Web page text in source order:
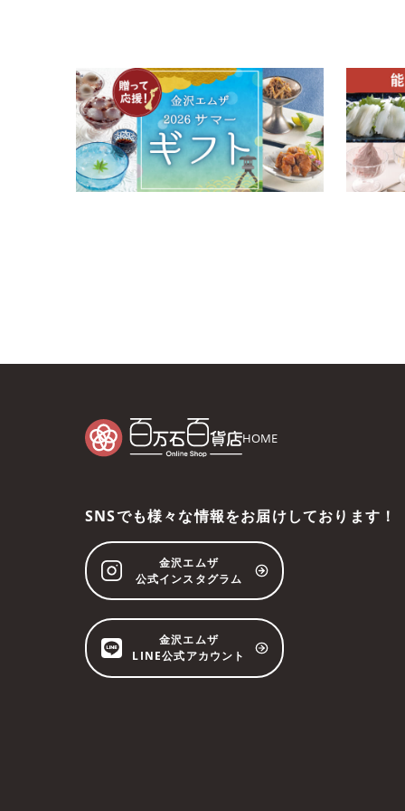
HOME
SNSでも様々な情報をお届けしております！
金沢エムザ
公式インスタグラム
金沢エムザ
LINE公式アカウント